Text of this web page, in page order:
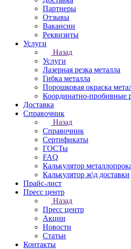
Партнеры
Отзывы
Вакансии
Реквизиты
Услуги
Назад
Услуги
Лазерная резка металла
Гибка металла
Порошковая окраска
Координатно-пробивные
Доставка
Справочник
Назад
Справочник
Сертификаты
ГОСТы
FAQ
Калькулятор
Калькулятор ж\д доставки
Прайс-лист
Пресс центр
Назад
Пресс центр
Акции
Новости
Статьи
Контакты